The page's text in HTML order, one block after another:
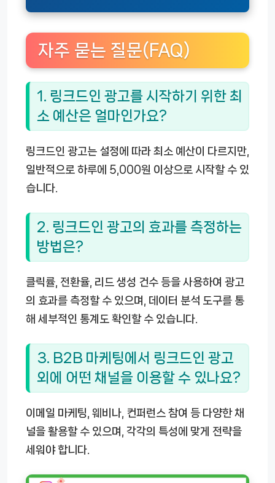
자주 묻는 질문(FAQ)
1. 링크드인 광고를 시작하기 위한 최
소 예산은 얼마인가요?
링크드인 광고는 설정에 따라 최소 예산이 다르지만,
일반적으로 하루에 5,000원 이상으로 시작할 수 있
습니다.
2. 링크드인 광고의 효과를 측정하는
방법은?
클릭률, 전환율, 리드 생성 건수 등을 사용하여 광고
의 효과를 측정할 수 있으며, 데이터 분석 도구를 통
해 세부적인 통계도 확인할 수 있습니다.
3. B2B 마케팅에서 링크드인 광고
외에 어떤 채널을 이용할 수 있나요?
이메일 마케팅, 웨비나, 컨퍼런스 참여 등 다양한 채
널을 활용할 수 있으며, 각각의 특성에 맞게 전략을
세워야 합니다.